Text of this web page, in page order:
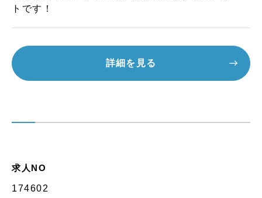
トです！
詳細を見る
求人NO
174602